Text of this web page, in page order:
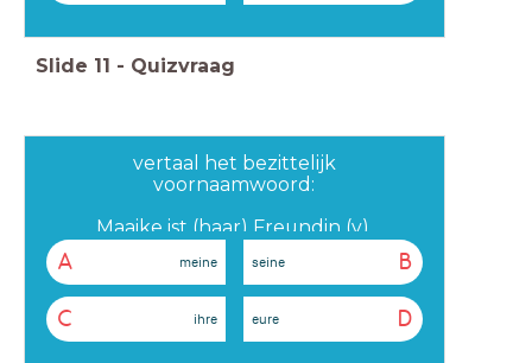
Slide 11 - Quizvraag
vertaal het bezittelijk
voornaamwoord:
Maaike ist (haar) Freundin (v).
A meine B
seine
C ihre D
eure